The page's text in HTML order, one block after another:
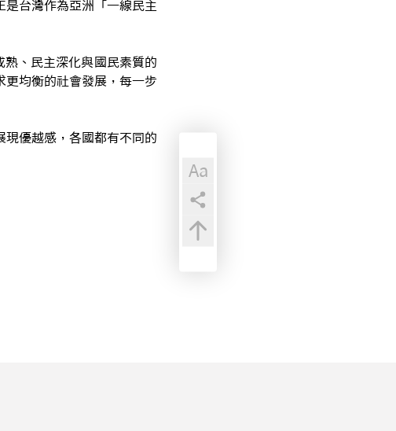
台灣作為亞洲「一線民主
、民主深化與國民素質的
更均衡的社會發展，每一步
現優越感，各國都有不同的
Aa